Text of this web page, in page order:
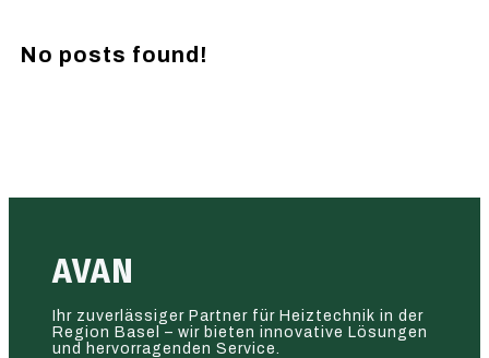
No posts found!
AVAN
Ihr zuverlässiger Partner für Heiztechnik in der
Region Basel – wir bieten innovative Lösungen
und hervorragenden Service.